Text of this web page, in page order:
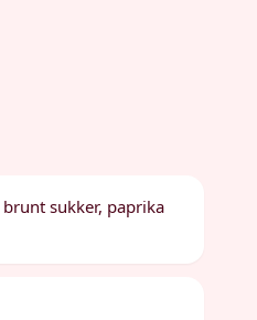
sukker, paprika